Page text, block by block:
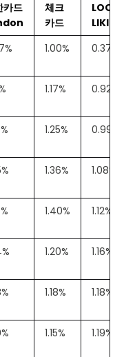
카드
체크
카드
LOCA
LIKIT
1.00% 0.37%
1.17% 0.92%
1.25% 0.99%
1.36% 1.08%
1.40% 1.12%
1.20% 1.16%
1.18% 1.18%
1.15% 1.19%